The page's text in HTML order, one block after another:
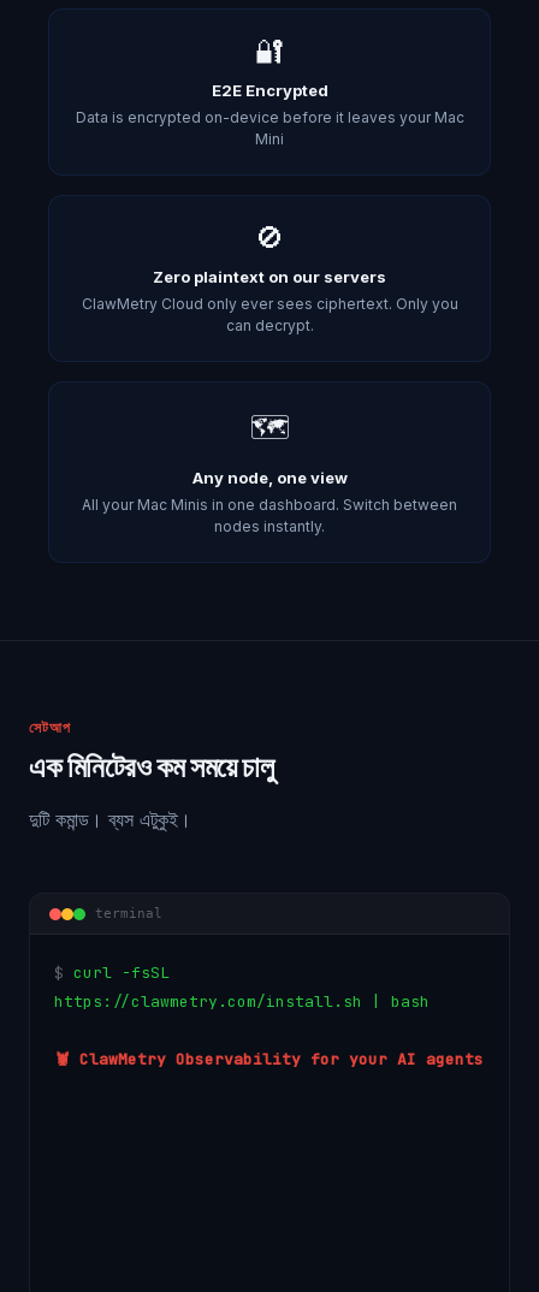
🔐
E2E Encrypted
Data is encrypted on-device before it leaves your Mac
Mini
🚫
Zero plaintext on our servers
ClawMetry Cloud only ever sees ciphertext. Only you
can decrypt.
🗺️
Any node, one view
All your Mac Minis in one dashboard. Switch between
nodes instantly.
সেটআপ
এক মিনিটেরও কম সময়ে চালু
দুটি কমান্ড। ব্যস এটুকুই।
terminal
$ curl -fsSL
https : //clawmetry .com/install. sh bash
🦞 ClawMetry Observability for your AI agents